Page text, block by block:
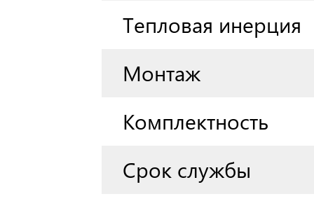
Тепловая инерция
Монтаж
Комплектность
Срок службы